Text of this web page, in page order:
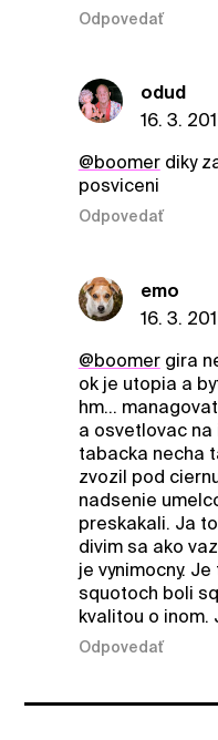
Odpovedať
odud
16. 3.
@boomerdiky
posviceni
Odpovedať
emo
16. 3.
@boomergira
ok je utopia a
hm...
a osvetlovac na
tabacka necha
zvozil pod
nadsenie
preskakali. Ja
divim sa ako
je vynimocny.
squotoch boli
kvalitou o inom.
Odpovedať